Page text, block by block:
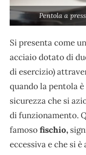
Pentola a
Si presenta come
acciaio dotato di
di esercizio)
quando la pentola
sicurezza che si
di funzionamento.
famosofischio,
eccessiva e che si